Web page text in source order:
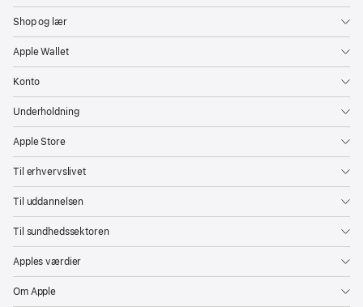
Shop og lær
Apple Wallet
Konto
Underholdning
Apple Store
Til erhvervslivet
Til uddannelsen
Til sundhedssektoren
Apples værdier
Om Apple